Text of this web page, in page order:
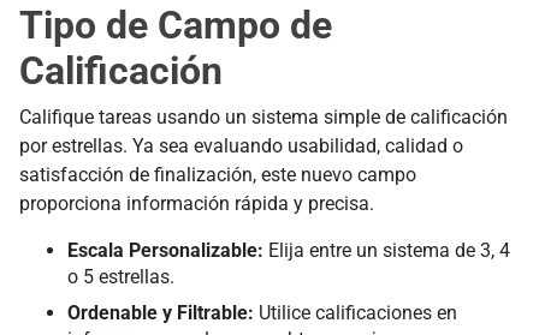
Tipo de Campo de
Calificación
Califique tareas usando un sistema simple de calificación
por estrellas. Ya sea evaluando usabilidad, calidad o
satisfacción de finalización, este nuevo campo
proporciona información rápida y precisa.
Escala Personalizable: Elija entre un sistema de 3, 4
o 5 estrellas.
Ordenable y Filtrable: Utilice calificaciones en